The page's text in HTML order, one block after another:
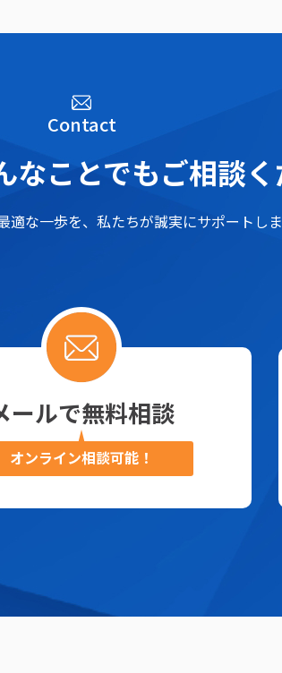
Contact
なことでもご相談
な一歩を、 私たちが誠実にサポートし
ールで無料相談
オンライン相談可能！